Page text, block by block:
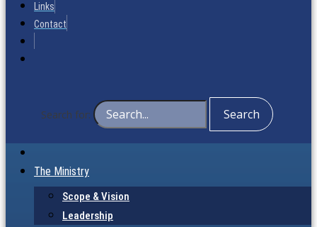
Links
Contact
Search for:
The Ministry
Scope & Vision
Leadership